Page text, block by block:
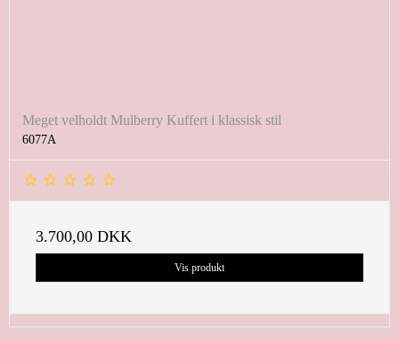
Meget velholdt Mulberry Kuffert i klassisk stil
6077A
3.700,00 DKK
Vis produkt